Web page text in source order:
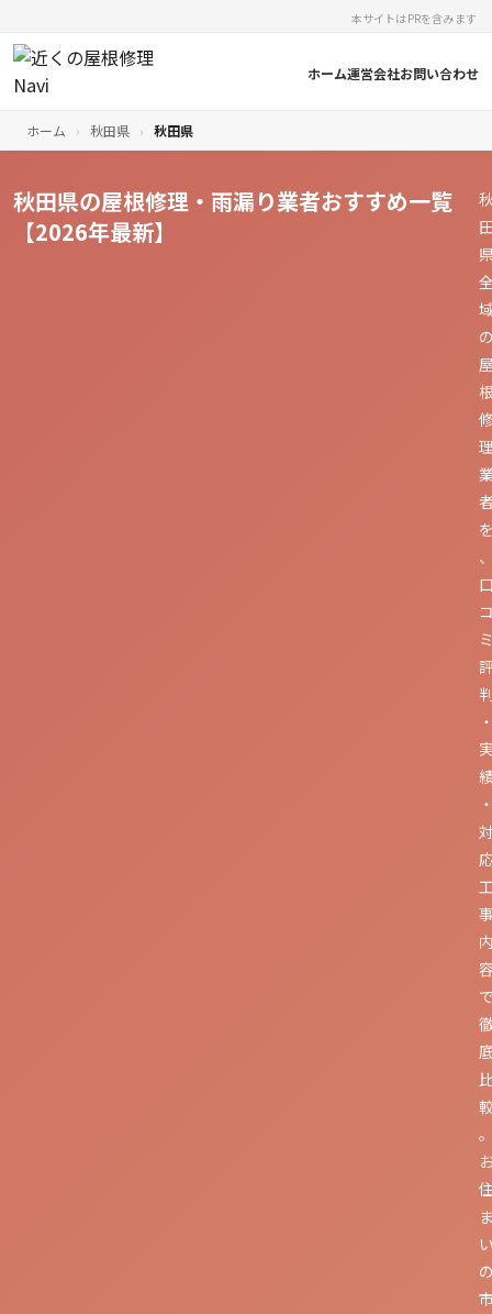
本サイトはPRを含みます
ホーム運営会社お問い合わせ
ホーム › 秋田県 › 秋田県
秋田県の屋根修理・雨漏り業者おすすめ一覧
【2026年最新】